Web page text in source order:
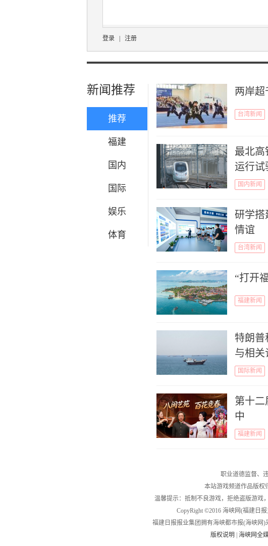
登录 注册
新闻推荐
推荐
福建
国内
国际
娱乐
体育
两岸超
台湾新闻
最北高
运行试
国内新闻
研学搭
情谊
台湾新闻
“打开
福建新闻
特朗普
与相关
国际新闻
第十二
中
福建新闻
职业道德监督、
本站游戏频道作品版权
温馨提示：抵制不良游戏，拒绝盗版游戏
CopyRight ©2016 海峡网(福建日
福建日报报业集团拥有海峡都市报(海峡网
版权说明
海峡网全